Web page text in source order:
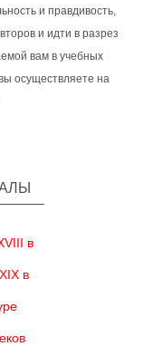
и правдивость,
и идти в разрез
вам в учебных
осуществляете на
в
в